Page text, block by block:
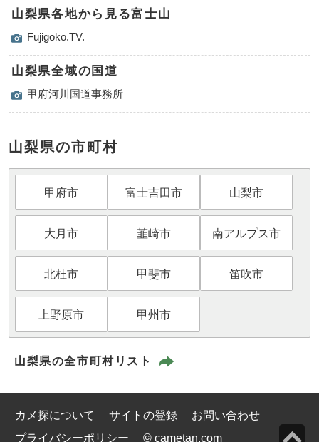
山梨県各地から見る富士山
Fujigoko.TV.
山梨県全域の国道
甲府河川国道事務所
山梨県の市町村
甲府市 富士吉田市 山梨市
大月市 韮崎市 南アルプス市
北杜市 甲斐市 笛吹市
上野原市 甲州市
山梨県の全市町村リスト
カメ探について サイトの登録
お問い合わせ
プライバシーポリシー
© cametan.com